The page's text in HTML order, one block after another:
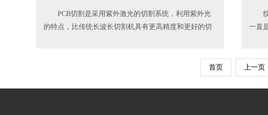
PCB切割是采用紫外激光的切割系统，利用紫外光
的特点，比传统长波长切割机具有更高精度和更好的切
一直
首页 上一页